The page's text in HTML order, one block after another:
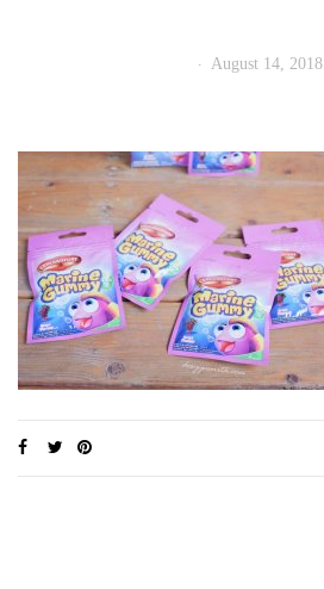
August 14, 2018